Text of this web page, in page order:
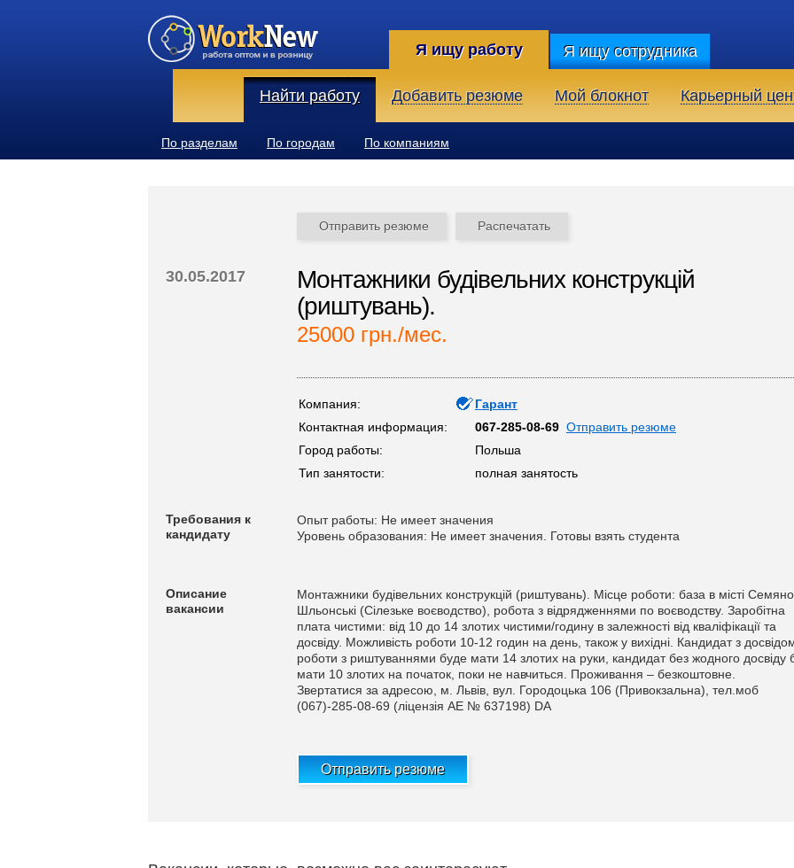
Я ищу работу Я ищу сотрудника
Найти работу Добавить резюме Мой блокнот Карьерный
По разделам По городам По компаниям
Отправить резюме Распечатать
30.05.2017
Монтажники будівельних конструкцій
(риштувань).
25000 грн./мес.
Компания:
Гарант
Контактная информация:
067-285-08-69 Отправить резюме
Город работы:
Польша
Тип занятости:
полная занятость
Требования к
кандидату
Опыт работы: Не имеет значения
Уровень образования: Не имеет значения. Готовы взять студента
Описание
вакансии
Монтажники будівельних конструкцій (риштувань). Місце роботи: база в місті
Шльонські (Сілезьке воєводство), робота з відрядженнями по воєводству. Заробітна
плата чистими: від 10 до 14 злотих чистими/годину в залежності від кваліфікації та
досвіду. Можливість роботи 10-12 годин на день, також у вихідні. Кандидат з
роботи з риштуваннями буде мати 14 злотих на руки, кандидат без жодного досвіду
мати 10 злотих на початок, поки не навчиться. Проживання – безкоштовне.
Звертатися за адресою, м. Львів, вул. Городоцька 106 (Привокзальна), тел.моб
(067)-285-08-69 (ліцензія АЕ № 637198) DA
Отправить резюме